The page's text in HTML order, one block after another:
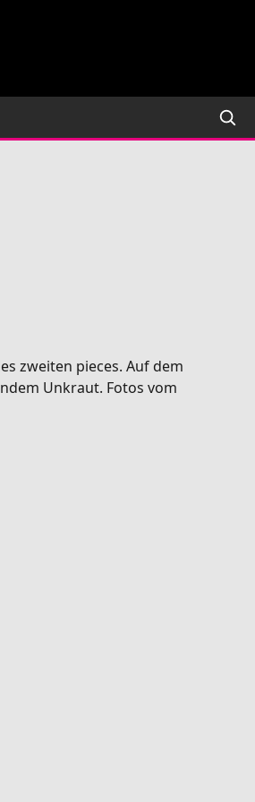
zweiten pieces. Auf dem
Unkraut. Fotos vom